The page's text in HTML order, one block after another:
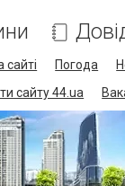
сайті Погода
сайту 44.ua